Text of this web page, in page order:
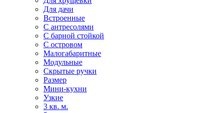
Для дачи
Встроенные
С антресолями
С барной стойкой
С островом
Малогабаритные
Модульные
Скрытые ручки
Размер
Мини-кухни
Узкие
3 кв. м.